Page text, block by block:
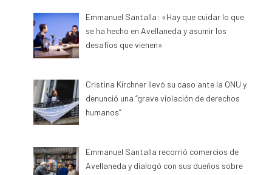
Emmanuel Santalla: «Hay que cuidar lo que
se ha hecho en Avellaneda y asumir los
desafíos que vienen»
Cristina Kirchner llevó su caso ante la ONU y
denunció una “grave violación de derechos
humanos”
Emmanuel Santalla recorrió comercios de
Avellaneda y dialogó con sus dueños sobre